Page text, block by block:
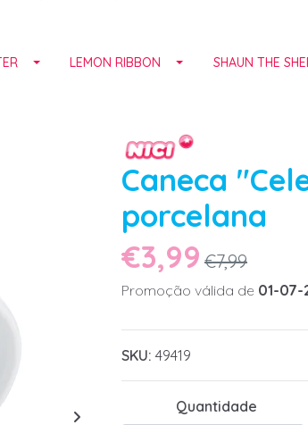
LEMON RIBBON SHAUN THE
Caneca
porcelana
€3,99 €7,99
Promoção válida de 01-07-
SKU: 49419
Quantidade